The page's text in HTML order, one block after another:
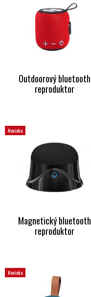
Outdoorový bluetooth
reproduktor
Novinka
Magnetický bluetooth
reproduktor
Novinka